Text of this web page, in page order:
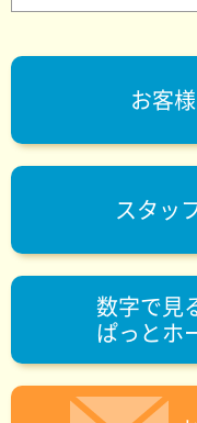
お客
スタッ
数字で見
ぱっとホ